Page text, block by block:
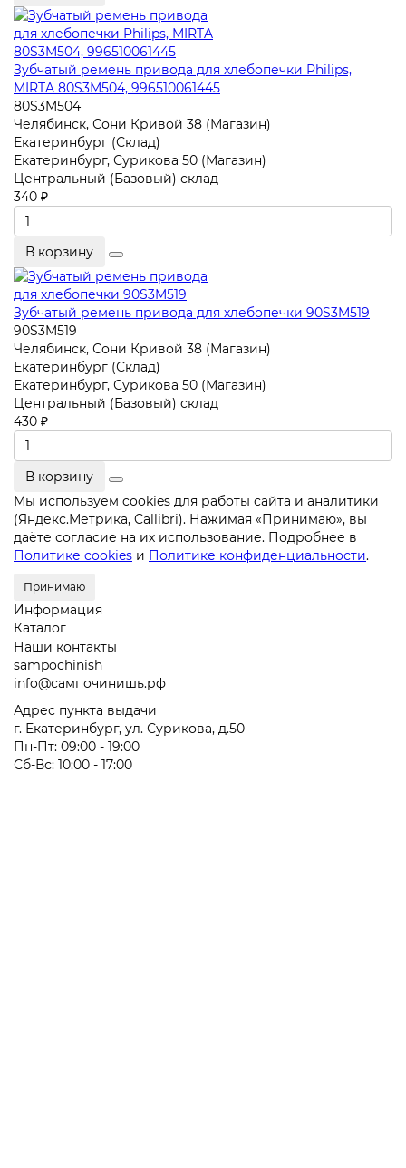
Зубчатый ремень привода для хлебопечки Philips,
MIRTA 80S3M504, 996510061445
80S3M504
Челябинск, Сони Кривой 38 (Магазин)
Екатеринбург (Склад)
Екатеринбург, Сурикова 50 (Магазин)
Центральный (Базовый) склад
340 ₽
В корзину
Зубчатый ремень привода для хлебопечки 90S3M519
90S3M519
Челябинск, Сони Кривой 38 (Магазин)
Екатеринбург (Склад)
Екатеринбург, Сурикова 50 (Магазин)
Центральный (Базовый) склад
430 ₽
В корзину
Мы используем cookies для работы сайта и аналитики
(Яндекс.Метрика, Callibri). Нажимая «Принимаю», вы
даёте согласие на их использование. Подробнее в
Политике cookies и Политике конфиденциальности.
Принимаю
Информация
Каталог
Наши контакты
sampochinish
info@сампочинишь.рф
Адрес пункта выдачи
г. Екатеринбург, ул. Сурикова, д.50
Пн-Пт: 09:00 - 19:00
Сб-Вс: 10:00 - 17:00